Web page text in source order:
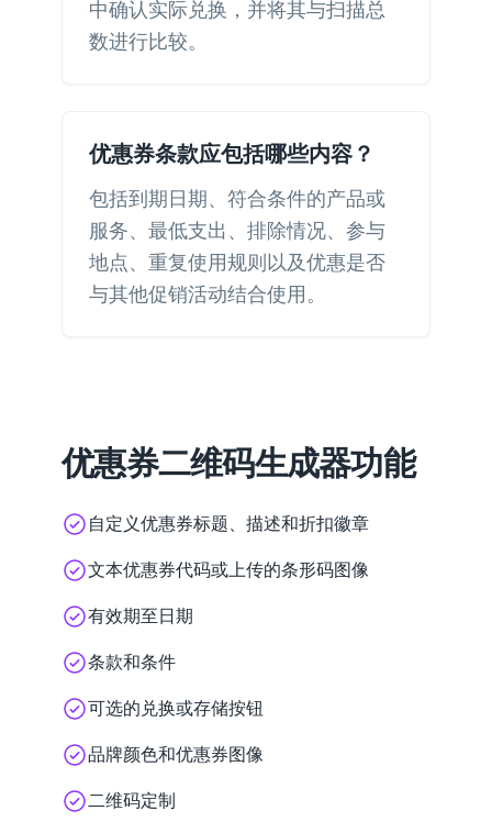
中确认实际兑换，并将其与扫描总
数进行比较。
优惠券条款应包括哪些内容？
包括到期日期、符合条件的产品或
服务、最低支出、排除情况、参与
地点、重复使用规则以及优惠是否
与其他促销活动结合使用。
优惠券二维码生成器功能
自定义优惠券标题、描述和折扣徽章
文本优惠券代码或上传的条形码图像
有效期至日期
条款和条件
可选的兑换或存储按钮
品牌颜色和优惠券图像
二维码定制